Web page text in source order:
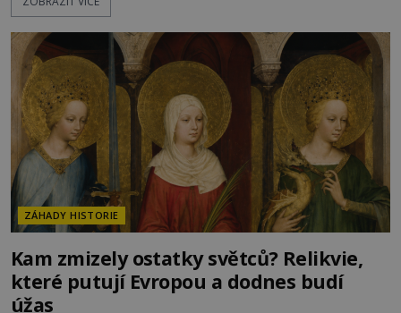
se mění v dějiště podivné noční výpravy. Skupina
Mikuláše a odváží jeho ostatky přes moře do Bari.
Je to zbožná záchrana před nebezpečím, nebo
promyšlená krádež,
ZÁHADY HISTORIE
Kam zmizely ostatky světců? Relikvie,
které putují Evropou a dodnes budí
úžas